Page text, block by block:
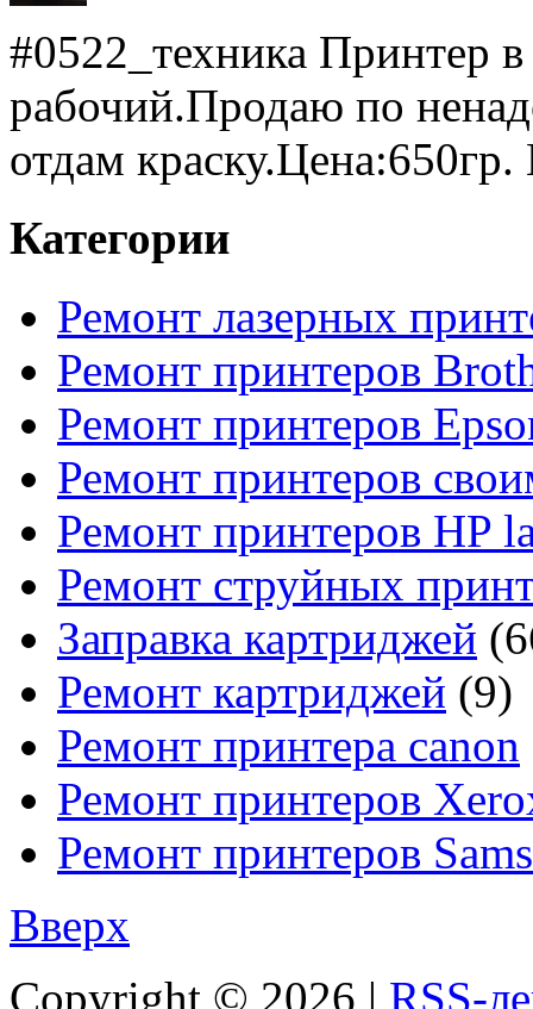
#0522_техника Принтер
рабочий.Продаю по
отдам краску.Цена:650гр.
Категории
Ремонт лазерных
Ремонт принтеров
Ремонт принтеров
Ремонт принтеров
Ремонт принтеров HP
Ремонт струйных
Заправка картриджей
Ремонт картриджей (9)
Ремонт принтера canon
Ремонт принтеров
Ремонт принтеров
Вверх
Copyright © 2026 | RSS-